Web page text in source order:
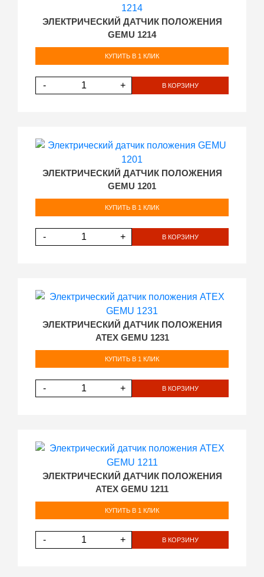
ЭЛЕКТРИЧЕСКИЙ ДАТЧИК ПОЛОЖЕНИЯ
GEMU 1214
КУПИТЬ В 1 КЛИК
- + В КОРЗИНУ
ЭЛЕКТРИЧЕСКИЙ ДАТЧИК ПОЛОЖЕНИЯ
GEMU 1201
КУПИТЬ В 1 КЛИК
- + В КОРЗИНУ
ЭЛЕКТРИЧЕСКИЙ ДАТЧИК ПОЛОЖЕНИЯ
ATEX GEMU 1231
КУПИТЬ В 1 КЛИК
- + В КОРЗИНУ
ЭЛЕКТРИЧЕСКИЙ ДАТЧИК ПОЛОЖЕНИЯ
ATEX GEMU 1211
КУПИТЬ В 1 КЛИК
- + В КОРЗИНУ